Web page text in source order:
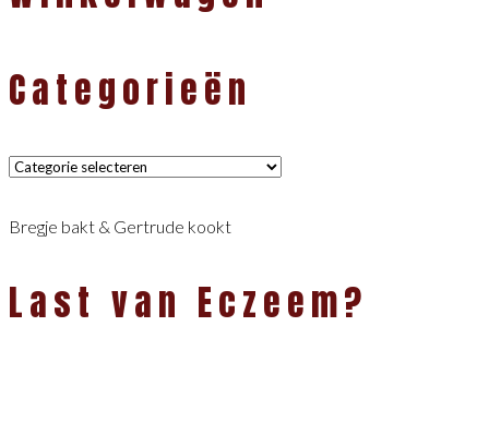
Categorieën
Categorieën
Bregje bakt & Gertrude kookt
Last van Eczeem?